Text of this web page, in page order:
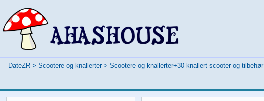
DateZR > Scootere og knallerter > Scootere og knallerter+30 knallert scooter og tilbehør